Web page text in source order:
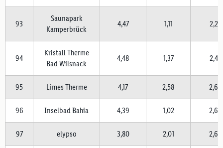
93
Saunapark
Kamperbrück
4,47 1,11 2,23
94
Kristall Therme
Bad Wilsnack
4,48 1,37 2,44
95 Limes Therme 4,17 2,58 2,68
96 Inselbad Bahia 4,39 1,02 2,63
97 elypso 3,80 2,01 2,63